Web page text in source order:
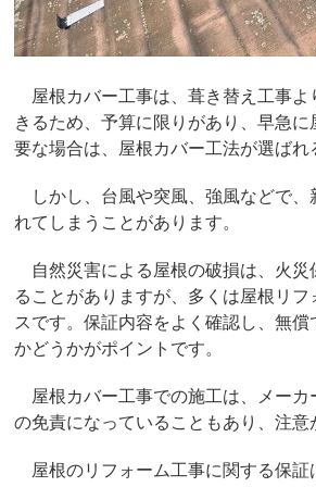
屋根カバー工事は、葺き替え工事よ
きるため、予算に限りがあり、早急
要な場合は、屋根カバー工法が選ばれ
しかし、台風や突風、強風などで、
れてしまうことがあります。
自然災害による屋根の破損は、火災
ることがありますが、多くは屋根リフ
スです。保証内容をよく確認し、無
かどうかがポイントです。
屋根カバー工事での施工は、メーカ
の免責になっていることもあり、注意
屋根のリフォーム工事に関する保証